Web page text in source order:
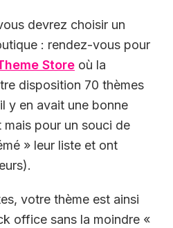
devrez choisir un
: rendez-vous pour
Store où la
disposition 70 thèmes
y en avait une bonne
pour un souci de
» leur liste et ont
votre thème est ainsi
office sans la moindre «